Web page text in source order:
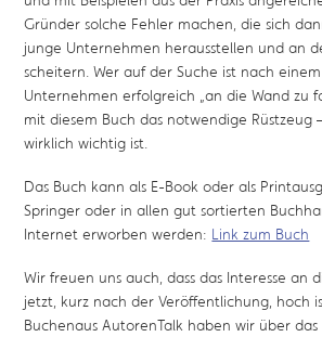
Gründer solche Fehler machen, die sich
junge Unternehmen herausstellen und an
scheitern. Wer auf der Suche ist nach
Unternehmen erfolgreich „an die Wand zu
mit diesem Buch das notwendige Rüstzeug
wirklich wichtig ist.
Das Buch kann als E-Book oder als
Springer oder in allen gut sortierten
Internet erworben werden: Link zum Buch
Wir freuen uns auch, dass das Interesse an
jetzt, kurz nach der Veröffentlichung, hoch
Buchenaus AutorenTalk haben wir über das